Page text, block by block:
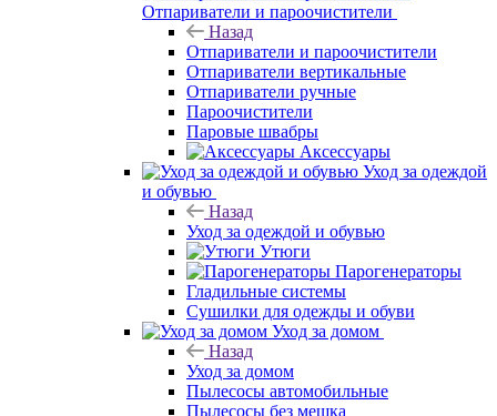
Отпариватели и пароочистители
Назад
Отпариватели и пароочистители
Отпариватели вертикальные
Отпариватели ручные
Пароочистители
Паровые швабры
Аксессуары
Уход за одеждой
и обувью
Назад
Уход за одеждой и обувью
Утюги
Парогенераторы
Гладильные системы
Сушилки для одежды и обуви
Уход за домом
Назад
Уход за домом
Пылесосы автомобильные
Пылесосы без мешка